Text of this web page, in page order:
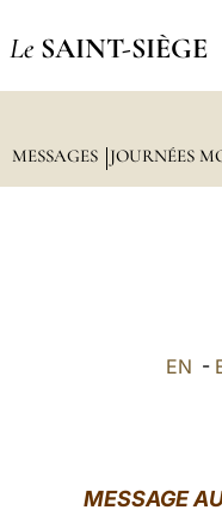
Le SAINT-SIÈGE
MESSAGES JOURNÉES
EN -
MESSAGE